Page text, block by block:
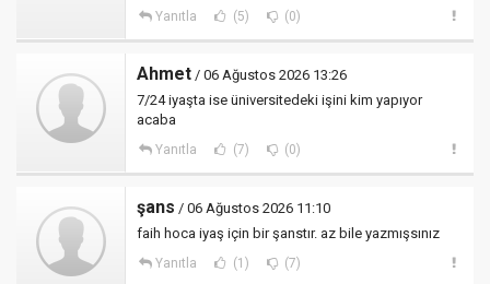
Yanıtla (5) (0)
Ahmet / 06 Ağustos 2026 13:26
7/24 iyaşta ise üniversitedeki işini kim yapıyor
acaba
Yanıtla (7) (0)
şans / 06 Ağustos 2026 11:10
faih hoca iyaş için bir şanstır. az bile yazmışsınız
Yanıtla (1) (7)